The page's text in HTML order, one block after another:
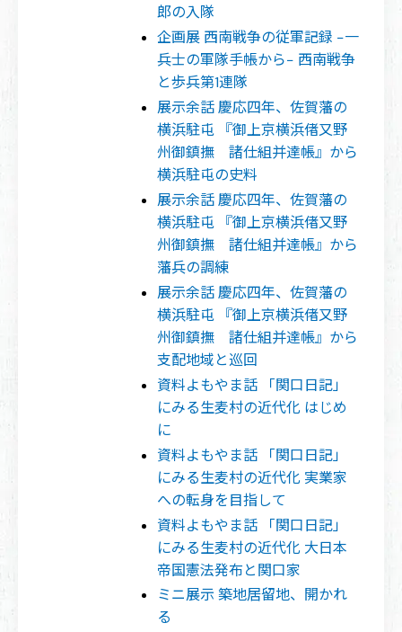
郎の入隊
企画展 西南戦争の従軍記録 −一
兵士の軍隊手帳から− 西南戦争
と歩兵第1連隊
展示余話 慶応四年、佐賀藩の
横浜駐屯 『御上京横浜偖又野
州御鎮撫 諸仕組并達帳』から
横浜駐屯の史料
展示余話 慶応四年、佐賀藩の
横浜駐屯 『御上京横浜偖又野
州御鎮撫 諸仕組并達帳』から
藩兵の調練
展示余話 慶応四年、佐賀藩の
横浜駐屯 『御上京横浜偖又野
州御鎮撫 諸仕組并達帳』から
支配地域と巡回
資料よもやま話 「関口日記」
にみる生麦村の近代化 はじめ
に
資料よもやま話 「関口日記」
にみる生麦村の近代化 実業家
への転身を目指して
資料よもやま話 「関口日記」
にみる生麦村の近代化 大日本
帝国憲法発布と関口家
ミニ展示 築地居留地、開かれ
る